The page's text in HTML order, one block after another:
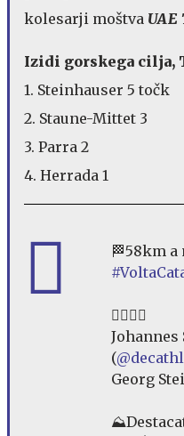
kolesarji moštva UAE
Izidi gorskega cilja,
1. Steinhauser 5 točk
2. Staune-Mittet 3
3. Parra 2
4. Herrada 1
🏁58km a
🚴‍♂️🚴‍♂️
(
Georg